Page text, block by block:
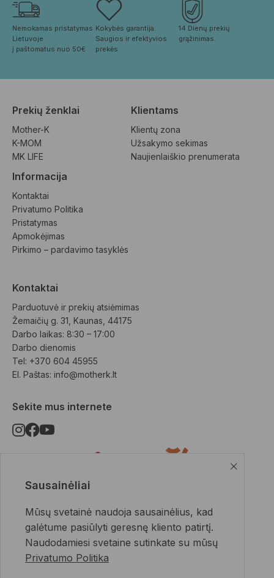
Nemokamas pristatymas
Lietuvoje
į paštomatus nuo 50€
Kokybės garantija.
Saugios ir efektyvios
prekės.
14 Dienų prekių
grąžinimas.
Prekių ženklai
Mother-K
K-MOM
MK LIFE
Klientams
Klientų zona
Užsakymo sekimas
Naujienlaiškio prenumerata
Informacija
Kontaktai
Privatumo Politika
Pristatymas
Apmokėjimas
Pirkimo – pardavimo tasyklės
Kontaktai
Parduotuvė ir prekių atsiėmimas
Žemaičių g. 31, Kaunas, 44175
Darbo laikas: 8:30 – 17:00
Darbo dienomis
Tel: +370 604 45955
El. Paštas: info@motherk.lt
Sekite mus internete
Apmokėjimo būdai
Sausainėliai
Mūsų svetainė naudoja sausainėlius, kad
galėtume pasiūlyti geresnę kliento patirtį.
Naudodamiesi svetaine sutinkate su mūsų
Privatumo Politika